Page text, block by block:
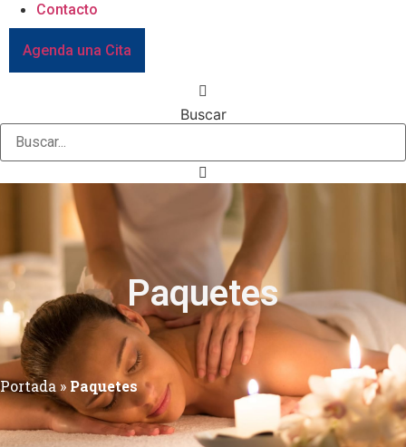
Contacto
Agenda una Cita
Buscar
Paquetes
Portada » Paquetes